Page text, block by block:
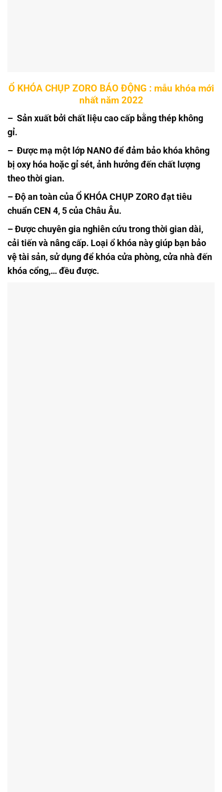
Ổ KHÓA CHỤP ZORO BÁO ĐỘNG : mẫu khóa mới
nhất năm 2022
– Sản xuất bởi chất liệu cao cấp bằng thép không
gỉ.
– Được mạ một lớp NANO để đảm bảo khóa không
bị oxy hóa hoặc gỉ sét, ảnh hưởng đến chất lượng
theo thời gian.
– Độ an toàn của Ổ KHÓA CHỤP ZORO đạt tiêu
chuẩn CEN 4, 5 của Châu Âu.
– Được chuyên gia nghiên cứu trong thời gian dài,
cải tiến và nâng cấp. Loại ổ khóa này giúp bạn bảo
vệ tài sản, sử dụng để khóa cửa phòng, cửa nhà đến
khóa cổng,… đều được.